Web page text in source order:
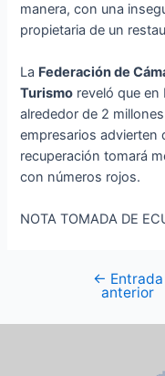
manera, con una
propietaria de un
La Federación de
Turismo reveló que
alrededor de 2
empresarios advierten
recuperación tomará
con números rojos.
NOTA TOMADA DE
← Entrada
anterior